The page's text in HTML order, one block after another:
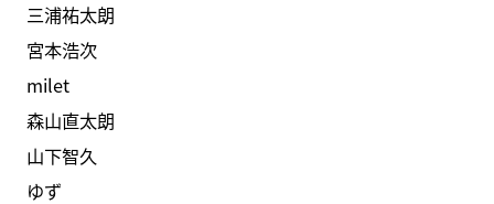
三浦祐太朗
宮本浩次
milet
森山直太朗
山下智久
ゆず